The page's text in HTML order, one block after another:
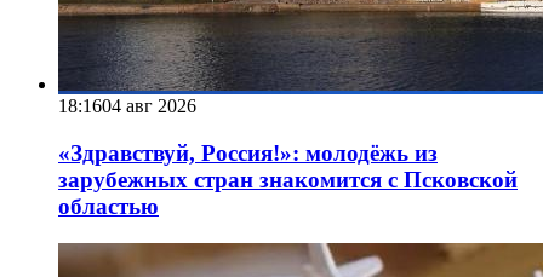
18:1604 авг 2026
«Здравствуй, Россия!»: молодёжь из
зарубежных стран знакомится с Псковской
областью